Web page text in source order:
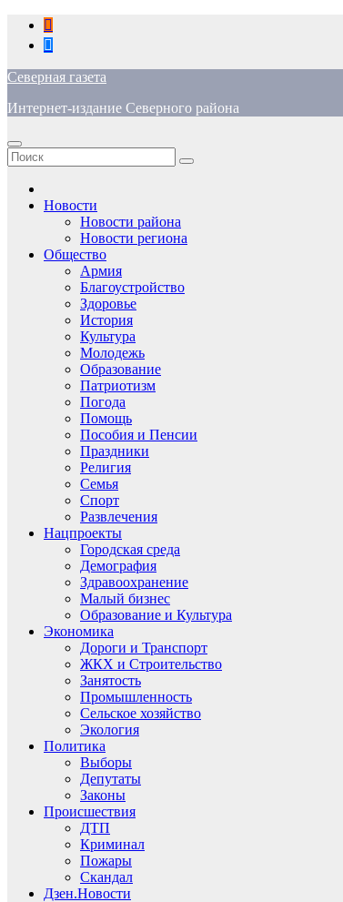
Перейти
содержимому
Северная газета
Интернет-издание Северного района
Новости
Новости района
Новости региона
Общество
Армия
Благоустройство
Здоровье
История
Культура
Молодежь
Образование
Патриотизм
Погода
Помощь
Пособия и Пенсии
Праздники
Религия
Семья
Спорт
Развлечения
Нацпроекты
Городская среда
Демография
Здравоохранение
Малый бизнес
Образование и Культура
Экономика
Дороги и Транспорт
ЖКХ и Строительство
Занятость
Промышленность
Сельское хозяйство
Экология
Политика
Выборы
Депутаты
Законы
Происшествия
ДТП
Криминал
Пожары
Скандал
Дзен.Новости